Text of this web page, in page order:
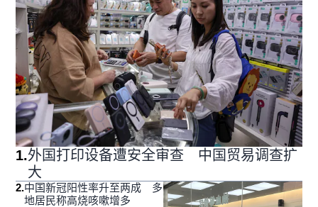
1.外国打印设备遭安全审查 中国贸易调查扩
大
2.中国新冠阳性率升至两成 多
地居民称高烧咳嗽增多